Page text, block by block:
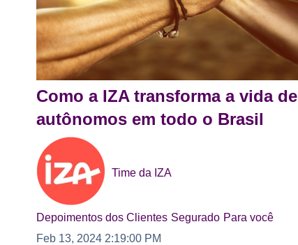
Como a IZA transforma a vida de
autônomos em todo o Brasil
Time da IZA
Depoimentos dos Clientes Segurado Para você
Feb 13, 2024 2:19:00 PM